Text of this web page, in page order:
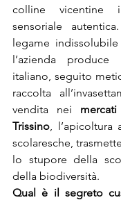
colline vicentine
sensoriale
legame
l’azienda
italiano, seguito
raccolta
vendita nei
Trissino ,
scolaresche,
lo stupore della
della biodiversità.
Qual è il segreto